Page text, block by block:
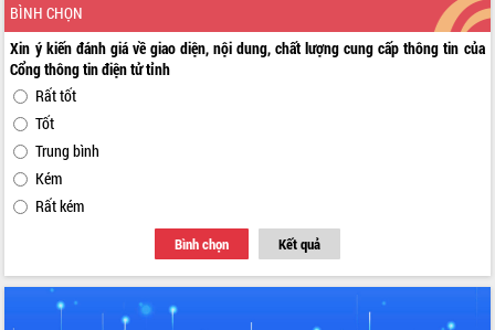
BÌNH CHỌN
Xin ý kiến đánh giá về giao diện, nội dung, chất lượng cung cấp thông tin của
Cổng thông tin điện tử tỉnh
Rất tốt
Tốt
Trung bình
Kém
Rất kém
Bình chọn Kết quả